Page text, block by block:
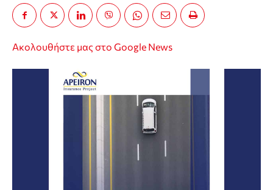
Ακολουθήστε μας στο Google News